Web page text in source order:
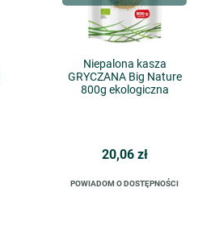
Niepalona kasza
GRYCZANA Big Nature
800g ekologiczna
20,06 zł
POWIADOM O DOSTĘPNOŚCI